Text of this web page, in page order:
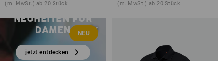
(m. MwSt.) ab 20 Stück (m. MwSt.) ab 20 Stück
NEU
NEUHEITEN FÜR
DAMEN
jetzt entdecken